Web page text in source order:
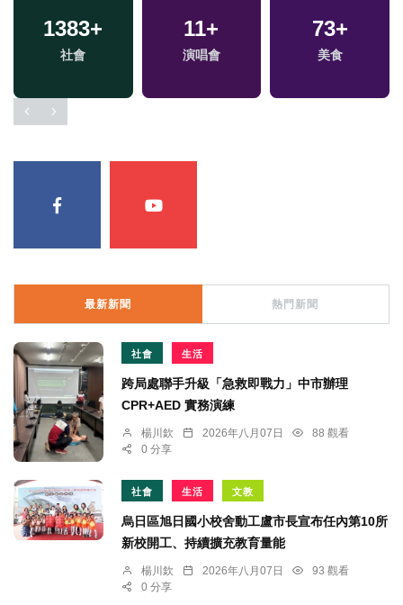
1383+
社會
11+
演唱會
73+
美食
最新新聞 熱門新聞
社會 生活
跨局處聯手升級「急救即戰力」中市辦理
CPR+AED 實務演練
楊川欽 2026年八月07日
88 觀看
0 分享
社會 生活 文教
烏日區旭日國小校舍動工盧市長宣布任內第10所
新校開工、持續擴充教育量能
楊川欽 2026年八月07日
93 觀看
0 分享